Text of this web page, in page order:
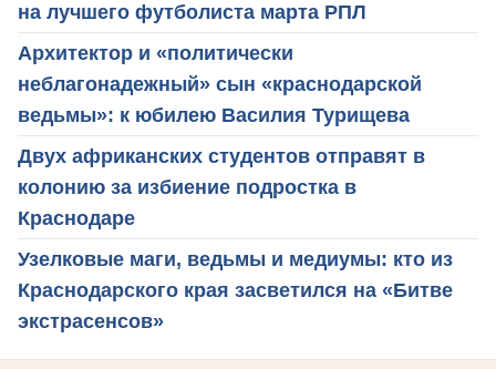
на лучшего футболиста марта РПЛ
Архитектор и «политически
неблагонадежный» сын «краснодарской
ведьмы»: к юбилею Василия Турищева
Двух африканских студентов отправят в
колонию за избиение подростка в
Краснодаре
Узелковые маги, ведьмы и медиумы: кто из
Краснодарского края засветился на «Битве
экстрасенсов»